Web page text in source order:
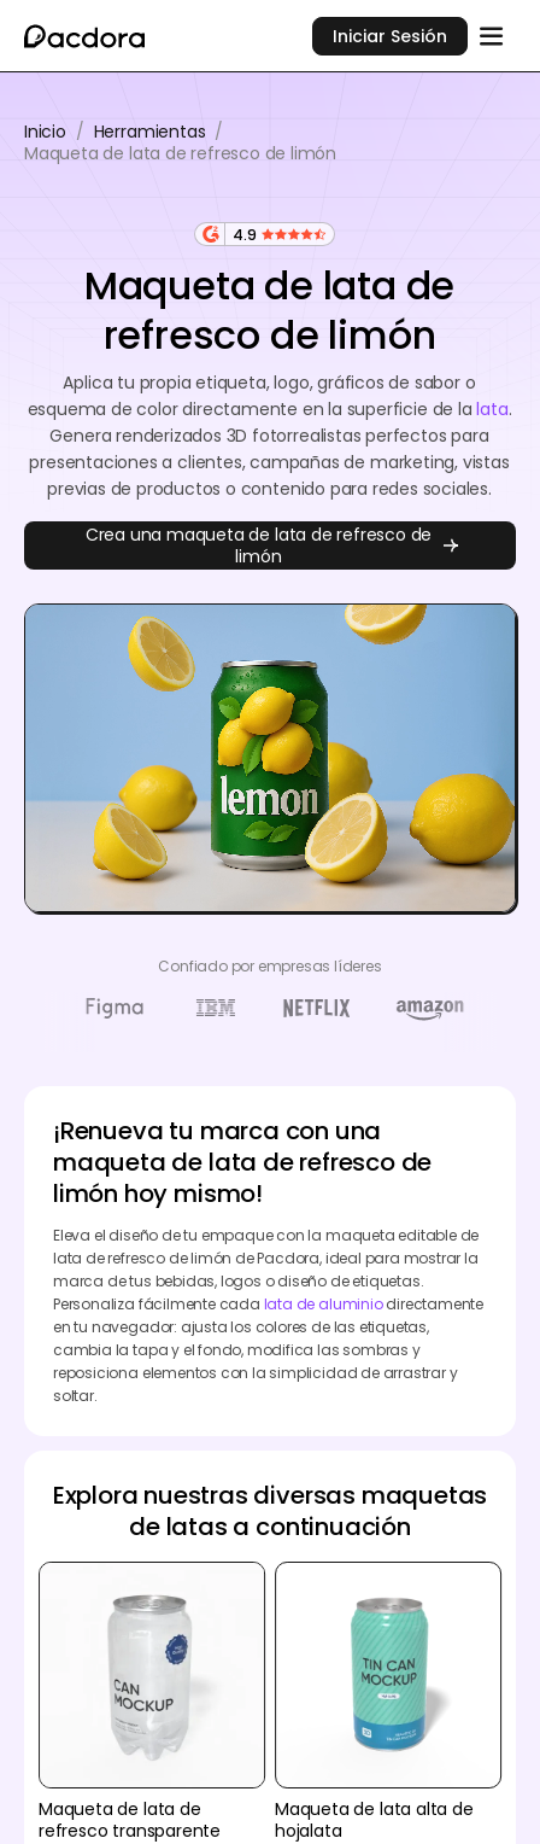
Iniciar Sesión
Inicio / Herramientas /
Maqueta de lata de refresco de limón
4.9
Maqueta de lata de
refresco de limón
Aplica tu propia etiqueta, logo, gráficos de sabor o
esquema de color directamente en la superficie de lalata.
Genera renderizados 3D fotorrealistas perfectos para
presentaciones a clientes, campañas de marketing, vistas
previas de productos o contenido para redes sociales.
Crea una maqueta de lata de refresco de
limón
Confiado por empresas líderes
¡Renueva tu marca con una
maqueta de lata de refresco de
limón hoy mismo!
Eleva el diseño de tu empaque con la maqueta editable de
lata de refresco de limón de Pacdora, ideal para mostrar la
marca de tus bebidas, logos o diseño de etiquetas.
Personaliza fácilmente cada lata de aluminiodirectamente
en tu navegador: ajusta los colores de las etiquetas,
cambia la tapa y el fondo, modifica las sombras y
reposiciona elementos con la simplicidad de arrastrar y
soltar.
Explora nuestras diversas maquetas
de latas a continuación
Maqueta de lata de
refresco transparente
Maqueta de lata alta de
hojalata